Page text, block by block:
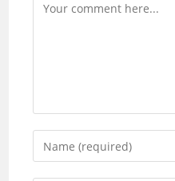
Comment
Enter
your